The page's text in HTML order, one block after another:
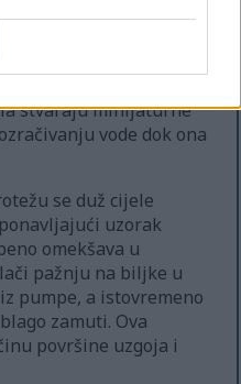
stalno vlažno
biljke. Voda je plitka i
na dno kanala u nekim
stvaraju minijaturne
vode dok ona
se duž cijele
uzorak
omekšava u
pažnju na biljke u
pumpe, a istovremeno
zamuti. Ova
površine uzgoja i